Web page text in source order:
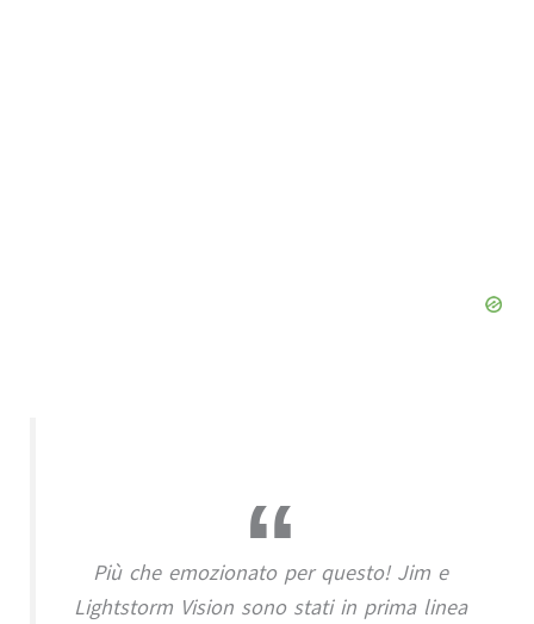
Più che emozionato per questo! Jim e
Lightstorm Vision sono stati in prima linea